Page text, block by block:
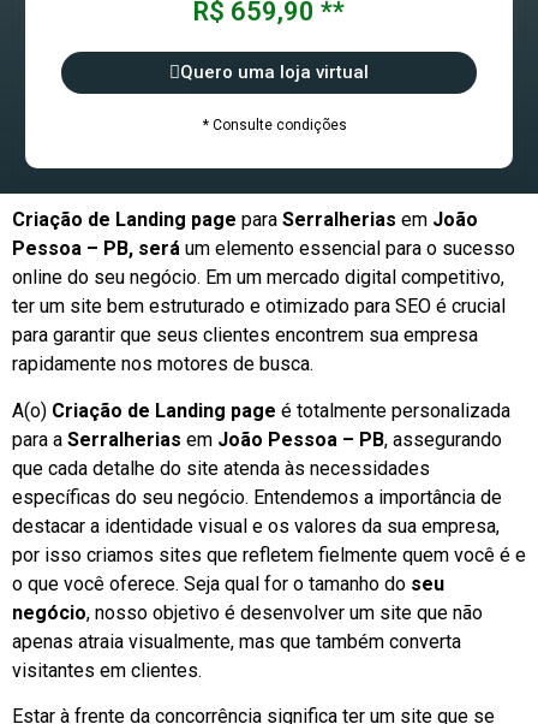
R$ 659,90 **
Quero uma loja virtual
* Consulte condições
Criação de Landing page para Serralherias em João
Pessoa – PB, será um elemento essencial para o sucesso
online do seu negócio. Em um mercado digital competitivo,
ter um site bem estruturado e otimizado para SEO é crucial
para garantir que seus clientes encontrem sua empresa
rapidamente nos motores de busca.
A(o) Criação de Landing page é totalmente personalizada
para a Serralherias em João Pessoa – PB, assegurando
que cada detalhe do site atenda às necessidades
específicas do seu negócio. Entendemos a importância de
destacar a identidade visual e os valores da sua empresa,
por isso criamos sites que refletem fielmente quem você é e
o que você oferece. Seja qual for o tamanho do seu
negócio, nosso objetivo é desenvolver um site que não
apenas atraia visualmente, mas que também converta
visitantes em clientes.
Estar à frente da concorrência significa ter um site que se